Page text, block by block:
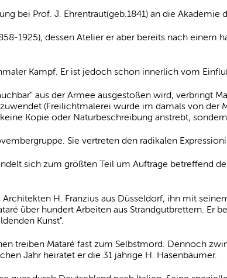
bei Prof. J. Ehrentraut(geb.1841) an die Akademie
1925), dessen Atelier er aber bereits nach einem
Kampf. Er ist jedoch schon innerlich vom
aus der Armee ausgestoßen wird, verbringt
(Freilichtmalerei wurde im damals von der
Kopie oder Naturbeschreibung anstrebt,
Sie vertreten den radikalen
sich zum größten Teil um Aufträge betreffend
Architekten H. Franzius aus Düsseldorf, ihn mit
über hundert Arbeiten aus Strandgutbrettern. Er
Kunst".
treiben Mataré fast zum Selbstmord. Dennoch
Jahr heiratet er die 31 jährige H. Hasenbäumer.